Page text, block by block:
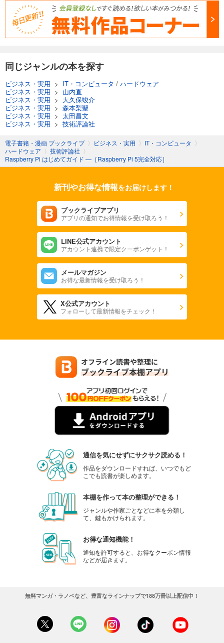
同じジャンルの本を探す
ビジネス・実用 > IT・コンピュータ / ハードウェア
ビジネス・実用 > 山内直
ビジネス・実用 > 大久保竣介
ビジネス・実用 > 森本梨聖
ビジネス・実用 > 太田昌文
ビジネス・実用 > 技術評論社
電子書籍・漫画 ブックライブ 〉 ビジネス・実用 〉 IT・コンピュータ 〉
ハードウェア 〉 技術評論社 〉
Raspberry Pi はじめてガイド ―［Raspberry Pi 5完全対応］
新刊やお得な情報をお届けします！
ブックライブアプリ
アプリの通知でお得情報を受け取ろう！
LINE公式アカウント
アカウント連携で限定クーポンゲット！
メールマガジン
お得な最新情報を受け取ろう！
X公式アカウント
フォローして最新情報をチェック！
通信を気にせずにサクサク読める！
作品をダウンロードすれば、いつでもど
こでも読書が楽しめます。
本棚を作って本の整理ができる！
ジャンルや作家ごとなどに本を分類し
て、鍵もかけられます。
お得な通知機能！
通知を許可すると、お得なクーポン情報
などが届きます。
無料マンガ・ラノベなど、豊富なラインナップで188万冊以上配信中！